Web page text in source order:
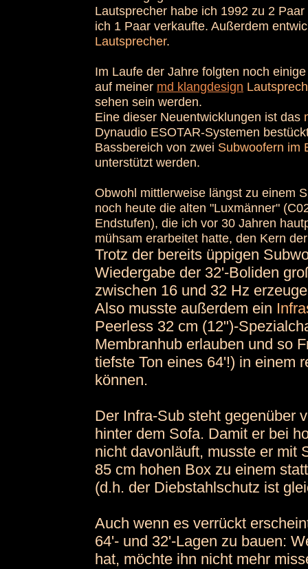
Lautsprecher habe ich 1992 zu 2 Paar
ich 1 Paar verkaufte. Außerdem
Lautsprecher.
Im Laufe der Jahre folgten noch
auf meiner md klangdesign
sehen sein werden.
Eine dieser Neuentwicklungen ist das
Dynaudio ESOTAR-Systemen
Bassbereich von zwei Subwoofern im
unterstützt werden.
Obwohl mittlerweise längst zu einem
noch heute die alten "Luxmänner"
Endstufen), die ich vor 30 Jahren
mühsam erarbeitet hatte, den Kern
Trotz der bereits üppigen
Wiedergabe der 32'-Boliden
zwischen 16 und 32 Hz
Also musste außerdem ein
Peerless 32 cm (12")-
Membranhub erlauben und so
tiefste Ton eines 64'!) in einem
können.
Der Infra-Sub steht gegenüber
hinter dem Sofa. Damit er bei
nicht davonläuft, musste er mit
85 cm hohen Box zu einem
(d.h. der Diebstahlschutz ist
Auch wenn es verrückt
64'- und 32'-Lagen zu bauen:
hat, möchte ihn nicht mehr